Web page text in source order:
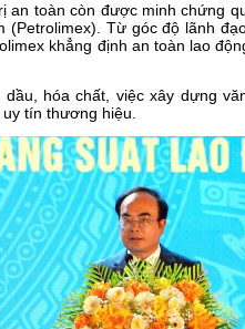
an toàn còn được minh chứng
(Petrolimex). Từ góc độ lãnh
khẳng định an toàn lao
hóa chất, việc xây dựng
tín thương hiệu.